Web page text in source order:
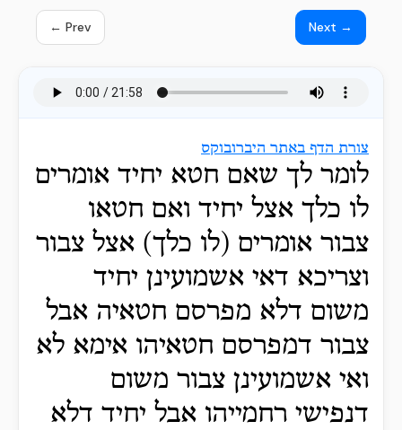
← Prev Next →
צורת הדף באתר היברובוקס
לומר לך שאם חטא יחיד אומרים
לו כלך אצל יחיד ואם חטאו
צבור אומרים (לו כלך) אצל צבור
וצריכא דאי אשמועינן יחיד
משום דלא מפרסם חטאיה אבל
צבור דמפרסם חטאיהו אימא לא
ואי אשמועינן צבור משום
דנפישי רחמייהו אבל יחיד דלא